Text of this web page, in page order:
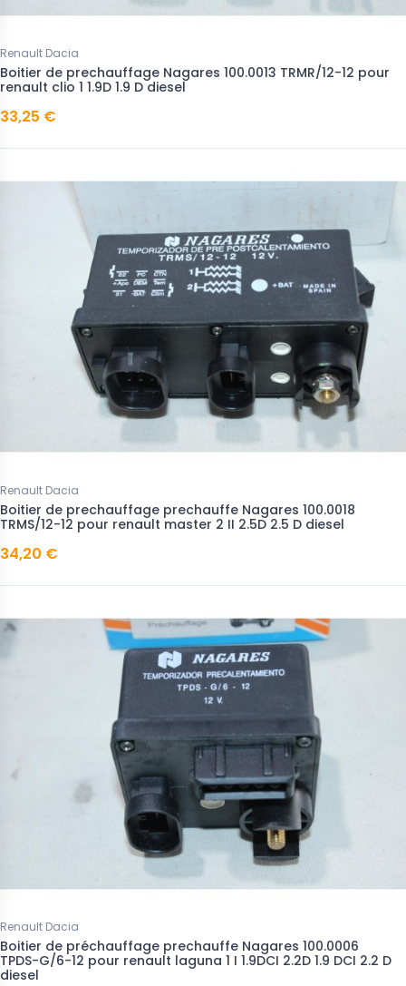
Renault Dacia
Boitier de prechauffage Nagares 100.0013 TRMR/12-12 pour
renault clio 1 1.9D 1.9 D diesel
33,25 €
Renault Dacia
Boitier de prechauffage prechauffe Nagares 100.0018
TRMS/12-12 pour renault master 2 II 2.5D 2.5 D diesel
34,20 €
Renault Dacia
Boitier de préchauffage prechauffe Nagares 100.0006
TPDS-G/6-12 pour renault laguna 1 I 1.9DCI 2.2D 1.9 DCI 2.2 D
diesel